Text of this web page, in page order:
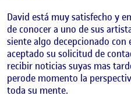
David está muy satisfecho y
de conocer a uno de sus
siente algo decepcionado con
aceptado su solicitud de
recibir noticias suyas mas
perode momento la
toda su mente.